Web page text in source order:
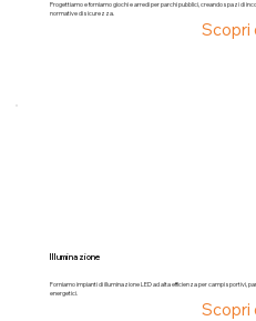
Progettiamo e forniamo giochi e arredi per parchi pubblici, creando spazi di
normative di sicurezza.
Scopri
Illuminazione
Forniamo impianti di illuminazione LED ad alta efficienza per campi sportivi,
energetici.
Scopri